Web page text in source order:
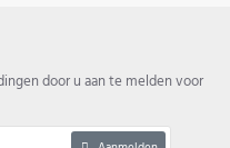
door u aan te melden voor